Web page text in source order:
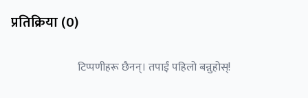
प्रतिक्रिया (0)
टिप्पणीहरू छैनन्। तपाईं पहिलो बन्नुहोस्!